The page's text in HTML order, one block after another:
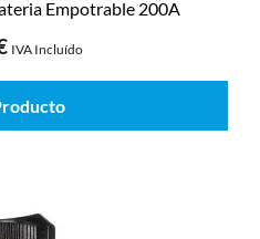
Empotrable 200A
IVA Incluído